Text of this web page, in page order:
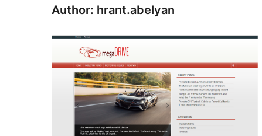
Author: hrant.abelyan